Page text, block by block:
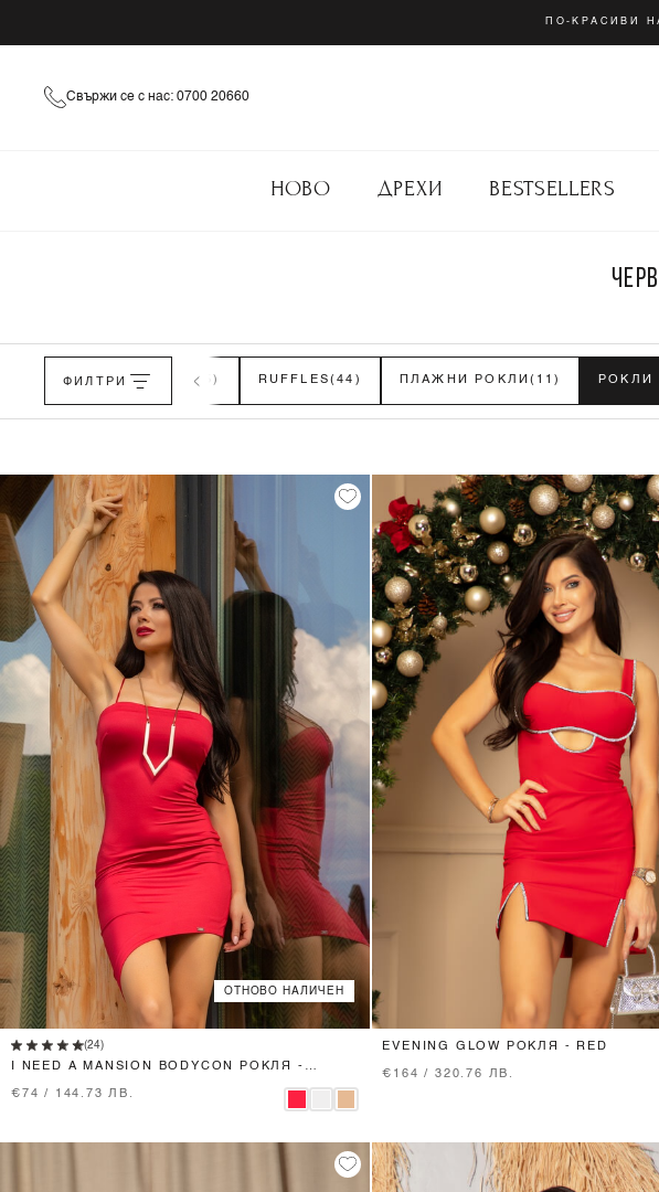
ПО-КРАСИВИ
Свържи се с нас: 0700 20660
НОВО ДРЕХИ BESTSELLERS
ФИЛТРИ
ДЪЛГИ РОКЛИ (85) RUFFLES(44) ПЛАЖНИ РОКЛИ(11) РОКЛИ
ОТНОВО НАЛИЧЕН
XS
(24)
I NEED A MANSION BODYCON РОКЛЯ -
€74 / 144.73 ЛВ.
L
EVENING GLOW РОКЛЯ - RED
€164 / 320.76 ЛВ.